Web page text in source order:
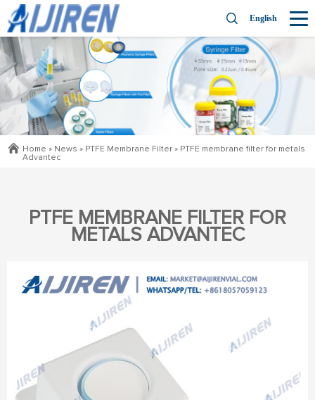
English
Home » News » PTFE Membrane Filter » PTFE membrane filter for metals
Advantec
PTFE MEMBRANE FILTER FOR
METALS ADVANTEC